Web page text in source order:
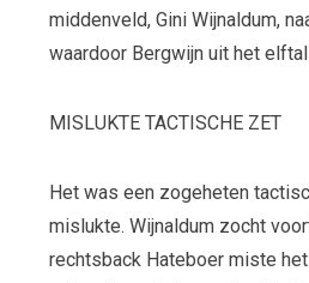
middenveld, Gini Wijnaldum,
waardoor Bergwijn uit het
MISLUKTE TACTISCHE ZET
Het was een zogeheten
mislukte. Wijnaldum zocht
rechtsback Hateboer miste